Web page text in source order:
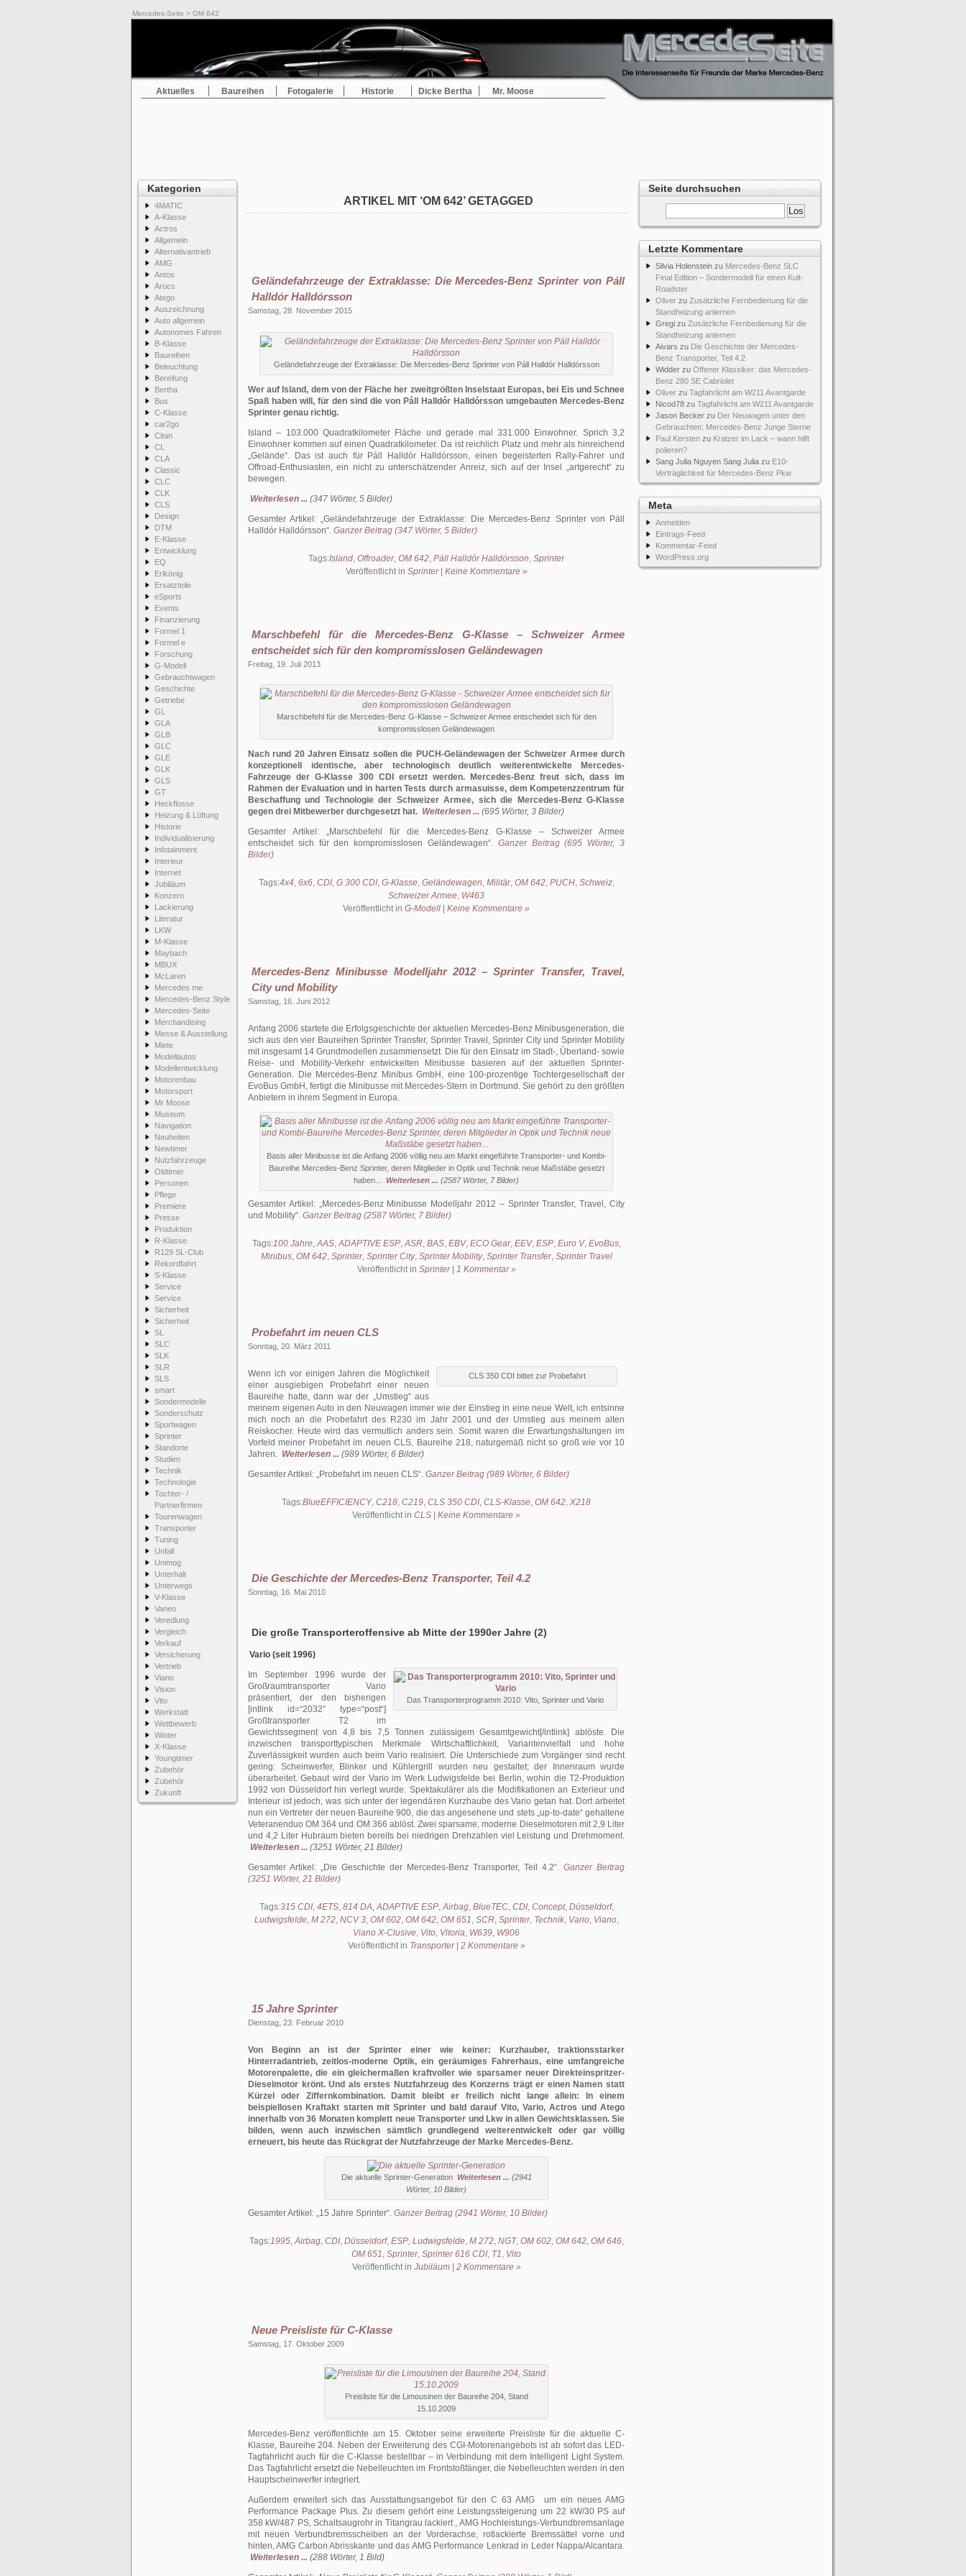
Mercedes-Seite > OM 642
Aktuelles Baureihen Fotogalerie Historie Dicke Bertha Mr. Moose
Kategorien
4MATIC
A-Klasse
Actros
Allgemein
Alternativantrieb
AMG
Antos
Arocs
Atego
Auszeichnung
Auto allgemein
Autonomes Fahren
B-Klasse
Baureihen
Beleuchtung
Bereifung
Bertha
Bus
C-Klasse
car2go
Citan
CL
CLA
Classic
CLC
CLK
CLS
Design
DTM
E-Klasse
Entwicklung
EQ
Erlkönig
Ersatzteile
eSports
Events
Finanzierung
Formel 1
Formel e
Forschung
G-Modell
Gebrauchtwagen
Geschichte
Getriebe
GL
GLA
GLB
GLC
GLE
GLK
GLS
GT
Heckflosse
Heizung & Lüftung
Historie
Individualisierung
Infotainment
Interieur
Internet
Jubiläum
Konzern
Lackierung
Literatur
LKW
M-Klasse
Maybach
MBUX
McLaren
Mercedes me
Mercedes-Benz Style
Mercedes-Seite
Merchandising
Messe & Ausstellung
Miete
Modellautos
Modellentwicklung
Motorenbau
Motorsport
Mr Moose
Museum
Navigation
Neuheiten
Newtimer
Nutzfahrzeuge
Oldtimer
Personen
Pflege
Premiere
Presse
Produktion
R-Klasse
R129 SL-Club
Rekordfahrt
S-Klasse
Service
Service
Sicherheit
Sicherheit
SL
SLC
SLK
SLR
SLS
smart
Sondermodelle
Sonderschutz
Sportwagen
Sprinter
Standorte
Studien
Technik
Technologie
Tochter- /
Partnerfirmen
Tourenwagen
Transporter
Tuning
Unfall
Unimog
Unterhalt
Unterwegs
V-Klasse
Vaneo
Veredlung
Vergleich
Verkauf
Versicherung
Vertrieb
Viano
Vision
Vito
Werkstatt
Wettbewerb
Winter
X-Klasse
Youngtimer
Zubehör
Zubehör
Zukunft
Seite durchsuchen
Letzte Kommentare
Silvia Holenstein zu Mercedes-Benz SLC
Final Edition – Sondermodell für einen Kult-
Roadster
Oliver zu Zusätzliche Fernbedienung für die
Standheizung anlernen
Gregi zu Zusätzliche Fernbedienung für die
Standheizung anlernen
Aivars zu Die Geschichte der Mercedes-
Benz Transporter, Teil 4.2
Widder zu Offener Klassiker: das Mercedes-
Benz 280 SE Cabriolet
Oliver zu Tagfahrlicht am W211 Avantgarde
Nicod78 zu Tagfahrlicht am W211 Avantgarde
Jason Becker zu Der Neuwagen unter den
Gebrauchten: Mercedes-Benz Junge Sterne
Paul Kersten zu Kratzer im Lack – wann hilft
polieren?
Sang Julia Nguyen Sang Julia zu E10-
Verträglichkeit für Mercedes-Benz Pkw
Meta
Anmelden
Eintrags-Feed
Kommentar-Feed
WordPress.org
ARTIKEL MIT ‘OM 642’ GETAGGED
Geländefahrzeuge der Extraklasse: Die Mercedes-Benz Sprinter von Páll
Halldór Halldórsson
Samstag, 28. November 2015
Geländefahrzeuge der Extraklasse: Die Mercedes-Benz Sprinter von Páll Halldór Halldórsson
Wer auf Island, dem von der Fläche her zweitgrößten Inselstaat Europas, bei Eis und Schnee
Spaß haben will, für den sind die von Páll Halldór Halldórsson umgebauten Mercedes-Benz
Sprinter genau richtig.
Island – 103.000 Quadratkilometer Fläche und gerade mal 331.000 Einwohner. Sprich 3,2
Einwohner kommen auf einen Quadratkilometer. Da ist reichlich Platz und mehr als hinreichend
„Gelände“. Das ist auch für Páll Halldór Halldórsson, einen begeisterten Rally-Fahrer und
Offroad-Enthusiasten, ein nicht zu unterschätzender Anreiz, sich auf der Insel „artgerecht“ zu
bewegen.
Weiterlesen ... (347 Wörter, 5 Bilder)
Gesamter Artikel: Geländefahrzeuge der Extraklasse: Die Mercedes-Benz Sprinter von Páll
Halldór Halldórsson . Ganzer Beitrag (347 Wörter, 5 Bilder)
Tags:Island, Offroader, OM 642, Páll Halldór Halldórsson, Sprinter
Veröffentlicht in Sprinter| Keine Kommentare »
Marschbefehl für die Mercedes-Benz G-Klasse – Schweizer Armee
entscheidet sich für den kompromisslosen Geländewagen
Freitag, 19. Juli 2013
Marschbefehl für die Mercedes-Benz G-Klasse – Schweizer Armee entscheidet sich für den
kompromisslosen Geländewagen
Nach rund 20 Jahren Einsatz sollen die PUCH-Geländewagen der Schweizer Armee durch
konzeptionell identische, aber technologisch deutlich weiterentwickelte Mercedes-
Fahrzeuge der G-Klasse 300 CDI ersetzt werden. Mercedes-Benz freut sich, dass im
Rahmen der Evaluation und in harten Tests durch armasuisse, dem Kompetenzzentrum für
Beschaffung und Technologie der Schweizer Armee, sich die Mercedes-Benz G-Klasse
gegen drei Mitbewerber durchgesetzt hat. Weiterlesen ... (695 Wörter, 3 Bilder)
Gesamter Artikel: Marschbefehl für die Mercedes-Benz G-Klasse – Schweizer Armee
entscheidet sich für den kompromisslosen Geländewagen . Ganzer Beitrag (695 Wörter, 3
Bilder)
Tags:4x4, 6x6, CDI, G 300 CDI, G-Klasse, Geländewagen, Militär, OM 642, PUCH, Schweiz,
Schweizer Armee, W463
Veröffentlicht in G-Modell Keine Kommentare »
Mercedes-Benz Minibusse Modelljahr 2012 – Sprinter Transfer, Travel,
City und Mobility
Samstag, 16. Juni 2012
Anfang 2006 startete die Erfolgsgeschichte der aktuellen Mercedes-Benz Minibusgeneration, die
sich aus den vier Baureihen Sprinter Transfer, Sprinter Travel, Sprinter City und Sprinter Mobility
mit insgesamt 14 Grundmodellen zusammensetzt. Die für den Einsatz im Stadt-, Überland- sowie
Reise- und Mobility-Verkehr entwickelten Minibusse basieren auf der aktuellen Sprinter-
Generation. Die Mercedes-Benz Minibus GmbH, eine 100-prozentige Tochtergesellschaft der
EvoBus GmbH, fertigt die Minibusse mit Mercedes-Stern in Dortmund. Sie gehört zu den größten
Anbietern in ihrem Segment in Europa.
Basis aller Minibusse ist die Anfang 2006 völlig neu am Markt eingeführte Transporter- und Kombi-
Baureihe Mercedes-Benz Sprinter, deren Mitglieder in Optik und Technik neue Maßstäbe gesetzt
haben...
Weiterlesen ... (2587 Wörter, 7 Bilder)
Gesamter Artikel:
Mercedes-Benz Minibusse Modelljahr 2012 – Sprinter Transfer, Travel, City
und Mobility . Ganzer Beitrag (2587 Wörter, 7 Bilder)
Tags:100 Jahre,AAS,ADAPTIVE ESP,ASR, BAS, EBV, ECO Gear, EEV, ESP, Euro V, EvoBus,
Minibus, OM 642, Sprinter, Sprinter City, Sprinter Mobility, Sprinter Transfer, Sprinter Travel
Veröffentlicht in Sprinter| 1 Kommentar »
Probefahrt im neuen CLS
Sonntag, 20. März 2011
CLS 350 CDI bittet zur Probefahrt
Wenn ich vor einigen Jahren die Möglichkeit
einer ausgiebigen Probefahrt einer neuen
Baureihe hatte, dann war der „Umstieg“ aus
meinem eigenen Auto in den Neuwagen immer wie der Einstieg in eine neue Welt, ich entsinne
mich noch an die Probefahrt des R230 im Jahr 2001 und der Umstieg aus meinem alten
Reiskocher. Heute wird das vermutlich anders sein. Somit waren die Erwartungshaltungen im
Vorfeld meiner Probefahrt im neuen CLS, Baureihe 218, naturgemäß nicht so groß wie vor 10
Jahren. Weiterlesen ... (989 Wörter, 6 Bilder)
Gesamter Artikel:
Probefahrt im neuen CLS . Ganzer Beitrag (989 Wörter, 6 Bilder)
Tags:BlueEFFICIENCY, C218, C219, CLS 350 CDI, CLS-Klasse, OM 642, X218
Veröffentlicht in CLS Keine Kommentare »
Die Geschichte der Mercedes-Benz Transporter, Teil 4.2
Sonntag, 16. Mai 2010
Die große Transporteroffensive ab Mitte der 1990er Jahre (2)
Vario (seit 1996)
Das Transporterprogramm 2010: Vito, Sprinter und Vario
Im September 1996 wurde der
Großraumtransporter Vario
präsentiert, der den bisherigen
[intlink id=“2032″ type=“post“]
Großtransporter T2 im
Gewichtssegment von 4,8 bis 7,5 Tonnen zulässigem Gesamtgewicht[/intlink] ablöste. Die
inzwischen transporttypischen Merkmale Wirtschaftlichkeit, Variantenvielfalt und hohe
Zuverlässigkeit wurden auch beim Vario realisiert. Die Unterschiede zum Vorgänger sind recht
gering: Scheinwerfer, Blinker und Kühlergrill wurden neu gestaltet; der Innenraum wurde
überarbeitet. Gebaut wird der Vario im Werk Ludwigsfelde bei Berlin, wohin die T2-Produktion
1992 von Düsseldorf hin verlegt wurde. Spektakulärer als die Modifikationen an Exterieur und
Interieur ist jedoch, was sich unter der legendären Kurzhaube des Vario getan hat. Dort arbeitet
nun ein Vertreter der neuen Baureihe 900, die das angesehene und stets „up-to-date“ gehaltene
Veteranenduo OM 364 und OM 366 ablöst. Zwei sparsame, moderne Dieselmotoren mit 2,9 Liter
und 4,2 Liter Hubraum bieten bereits bei niedrigen Drehzahlen viel Leistung und Drehmoment.
Weiterlesen ... (3251 Wörter, 21 Bilder)
Gesamter Artikel:
Die Geschichte der Mercedes-Benz Transporter, Teil 4.2 . Ganzer Beitrag
(3251 Wörter, 21 Bilder)
Tags:315 CDI, 4ETS, 814 DA,ADAPTIVE ESP,Airbag, BlueTEC, CDI, Concept, Düsseldorf,
Ludwigsfelde, M 272, NCV 3, OM 602, OM 642, OM 651, SCR, Sprinter, Technik, Vario, Viano,
Viano X-Clusive, Vito, Vitoria, W639, W906
Veröffentlicht in Transporter| 2 Kommentare »
15 Jahre Sprinter
Dienstag, 23. Februar 2010
Von Beginn an ist der Sprinter einer wie keiner: Kurzhauber, traktionsstarker
Hinterradantrieb, zeitlos-moderne Optik, ein geräumiges Fahrerhaus, eine umfangreiche
Motorenpalette, die ein gleichermaßen kraftvoller wie sparsamer neuer Direkteinspritzer-
Dieselmotor krönt. Und als erstes Nutzfahrzeug des Konzerns trägt er einen Namen statt
Kürzel oder Ziffernkombination. Damit bleibt er freilich nicht lange allein: In einem
beispiellosen Kraftakt starten mit Sprinter und bald darauf Vito, Vario, Actros und Atego
innerhalb von 36 Monaten komplett neue Transporter und Lkw in allen Gewichtsklassen. Sie
bilden, wenn auch inzwischen sämtlich grundlegend weiterentwickelt oder gar völlig
erneuert, bis heute das Rückgrat der Nutzfahrzeuge der Marke Mercedes-Benz.
Die aktuelle Sprinter-Generation Weiterlesen ... (2941
Wörter, 10 Bilder)
Gesamter Artikel: 15 Jahre Sprinter . Ganzer Beitrag (2941 Wörter, 10 Bilder)
Tags:1995,Airbag, CDI, Düsseldorf, ESP, Ludwigsfelde, M 272, NGT, OM 602, OM 642, OM 646,
OM 651, Sprinter, Sprinter 616 CDI, T1, Vito
Veröffentlicht in Jubiläum| 2 Kommentare »
Neue Preisliste für C-Klasse
Samstag, 17. Oktober 2009
Preisliste für die Limousinen der Baureihe 204, Stand
15.10.2009
Mercedes-Benz veröffentlichte am 15. Oktober seine erweiterte Preisliste für die aktuelle C-
Klasse, Baureihe 204. Neben der Erweiterung des CGI-Motorenangebots ist ab sofort das LED-
Tagfahrlicht auch für die C-Klasse bestellbar – in Verbindung mit dem Intelligent Light System.
Das Tagfahrlicht ersetzt die Nebelleuchten im Frontstoßfänger, die Nebelleuchten werden in den
Hauptscheinwerfer integriert.
Außerdem erweitert sich das Ausstattungsangebot für den C 63 AMG um ein neues AMG
Performance Package Plus. Zu diesem gehört eine Leistungssteigerung um 22 kW/30 PS auf
358 kW/487 PS, Schaltsaugrohr in Titangrau lackiert , AMG Hochleistungs-Verbundbremsanlage
mit neuen Verbundbremsscheiben an der Vorderachse, rotlackierte Bremssättel vorne und
hinten, AMG Carbon Abrisskante und das AMG Performance Lenkrad in Leder Nappa/Alcantara.
Weiterlesen ... (288 Wörter, 1 Bild)